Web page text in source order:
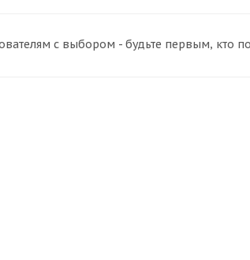
с выбором - будьте первым, кто